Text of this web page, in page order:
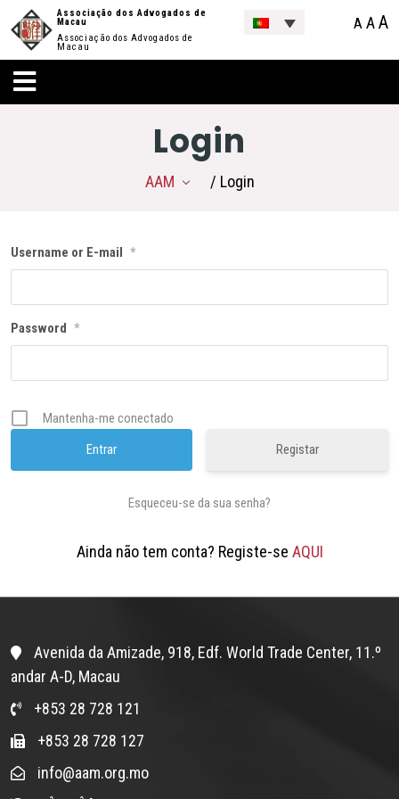
Associação dos Advogados de
Macau
Associação dos Advogados de
Macau
A AA
Login
AAM / Login
Username or E-mail *
Password *
Mantenha-me conectado
Registar
Esqueceu-se da sua senha?
Ainda não tem conta? Registe-se AQUI
Avenida da Amizade, 918, Edf. World Trade Center, 11.º
andar A-D, Macau
+853 28 728 121
+853 28 728 127
info@aam.org.mo